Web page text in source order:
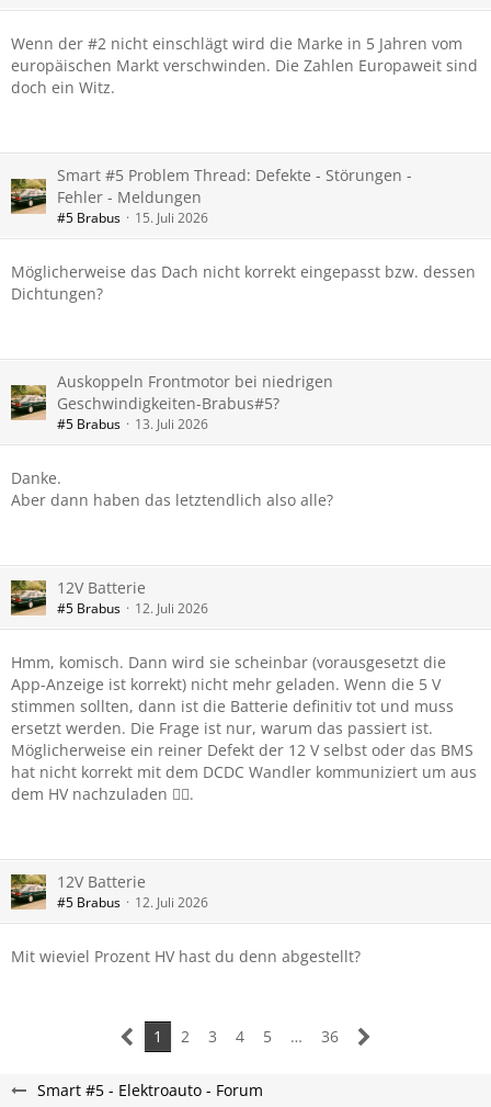
Wenn der #2 nicht einschlägt wird die Marke in 5 Jahren vom
europäischen Markt verschwinden. Die Zahlen Europaweit sind
doch ein Witz.
Smart #5 Problem Thread: Defekte - Störungen -
Fehler - Meldungen
#5 Brabus 15. Juli 2026
Möglicherweise das Dach nicht korrekt eingepasst bzw. dessen
Dichtungen?
Auskoppeln Frontmotor bei niedrigen
Geschwindigkeiten-Brabus#5?
#5 Brabus 13. Juli 2026
Danke.
Aber dann haben das letztendlich also alle?
12V Batterie
#5 Brabus 12. Juli 2026
Hmm, komisch. Dann wird sie scheinbar (vorausgesetzt die
App-Anzeige ist korrekt) nicht mehr geladen. Wenn die 5 V
stimmen sollten, dann ist die Batterie definitiv tot und muss
ersetzt werden. Die Frage ist nur, warum das passiert ist.
Möglicherweise ein reiner Defekt der 12 V selbst oder das BMS
hat nicht korrekt mit dem DCDC Wandler kommuniziert um aus
dem HV nachzuladen 🤷‍♂️.
12V Batterie
#5 Brabus 12. Juli 2026
Mit wieviel Prozent HV hast du denn abgestellt?
1 2 3 4 5 … 36
Smart #5 - Elektroauto - Forum